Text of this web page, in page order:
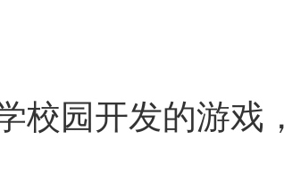
校园开发的游戏